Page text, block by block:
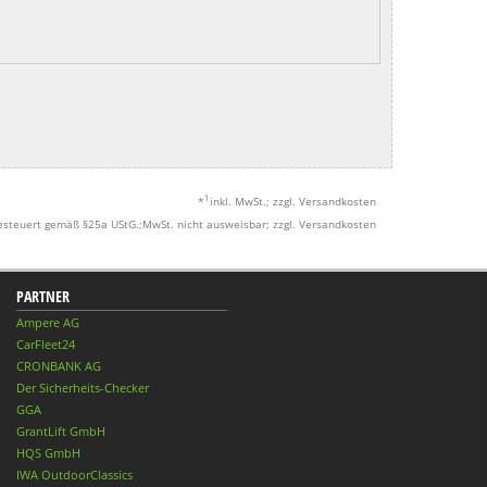
* 1 inkl. MwSt.; zzgl. Versandkosten
gemäß §25a UStG.;MwSt. nicht ausweisbar; zzgl. Versandkosten
PARTNER
Ampere AG
CarFleet24
CRONBANK AG
Der Sicherheits-Checker
GGA
GrantLift GmbH
HQS GmbH
IWA OutdoorClassics